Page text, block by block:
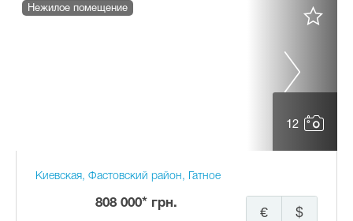
12
Нежилое помещение
Киевская, Фастовский район, Гатное
808 000* грн.
$
€